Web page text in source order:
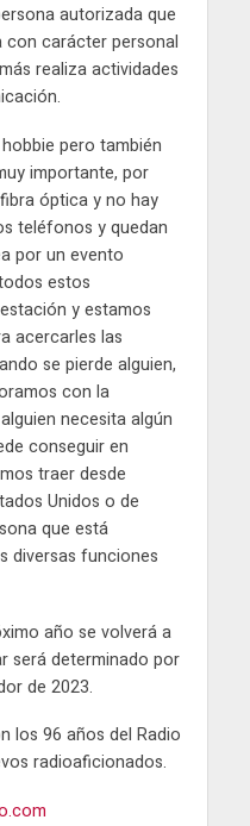
autorizada que
con carácter personal
realiza actividades
pero también
importante, por
óptica y no hay
teléfonos y quedan
por un evento
estos
y estamos
acercarles las
se pierde alguien,
con la
necesita algún
conseguir en
traer desde
Unidos o de
que está
diversas funciones
año se volverá a
será determinado por
de 2023.
los 96 años del Radio
radioaficionados.